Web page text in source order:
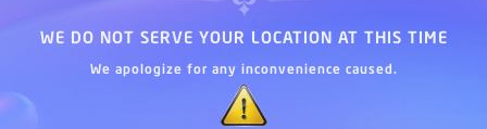
WE DO NOT SERVE YOUR LOCATION AT THIS TIME
We apologize for any inconvenience caused.